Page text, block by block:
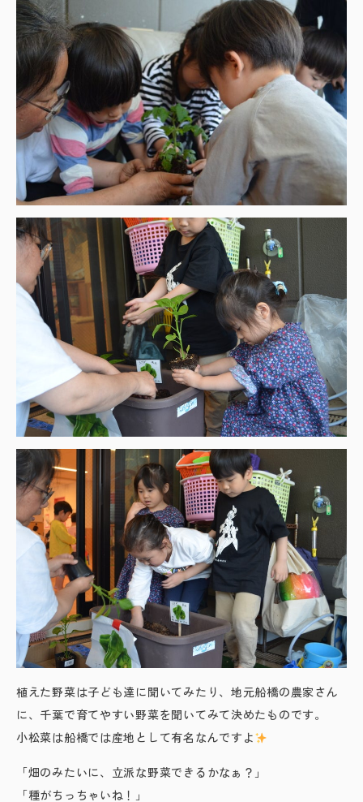
植えた野菜は子ども達に聞いてみたり、地元船橋の農家さん
に、千葉で育てやすい野菜を聞いてみて決めたものです。
小松菜は船橋では産地として有名なんですよ
「畑のみたいに、立派な野菜できるかなぁ？」
「種がちっちゃいね！」